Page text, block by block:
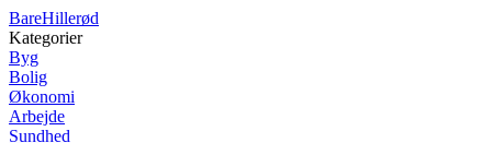
BareHillerød
Kategorier
Byg
Bolig
Økonomi
Arbejde
Sundhed